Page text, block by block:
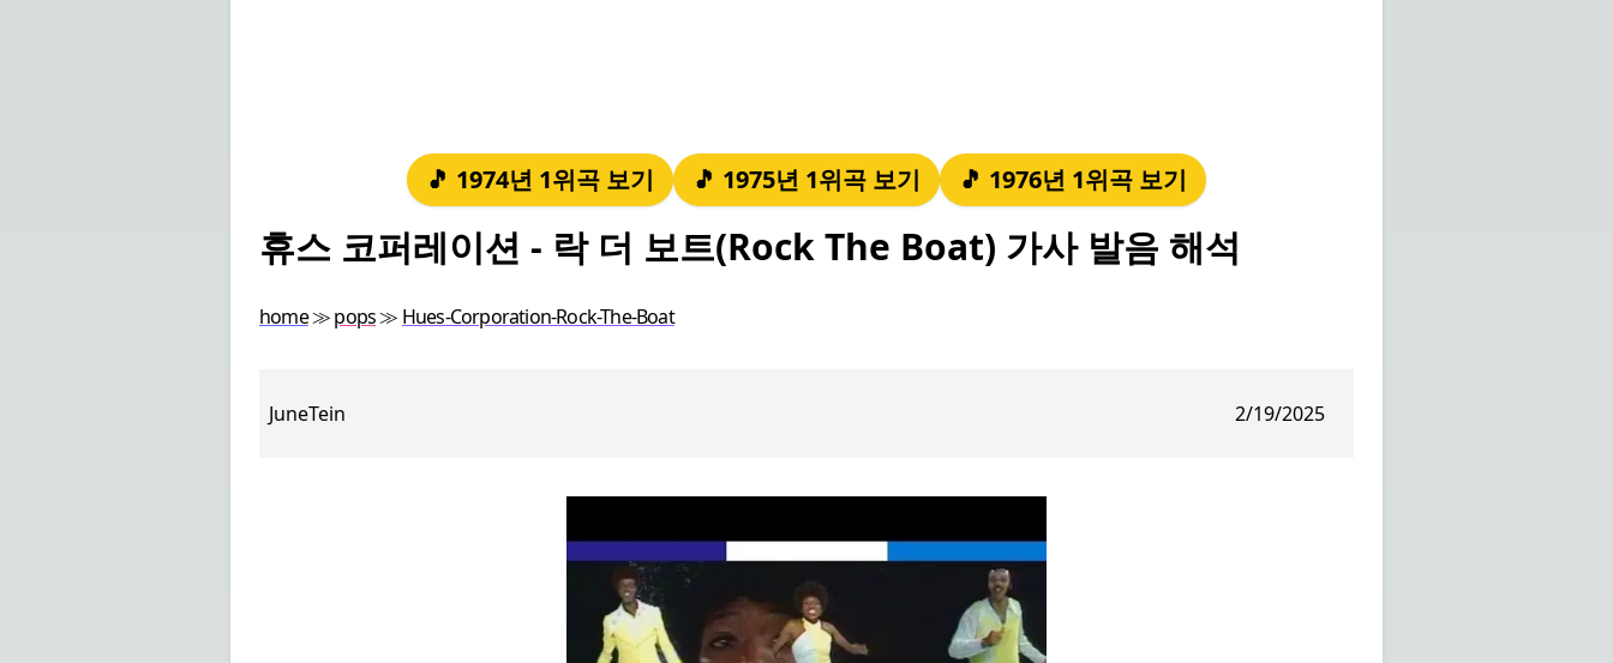
🎵 1974년 1위곡 보기 🎵 1975년 1위곡 보기 🎵 1976년 1위곡 보기
휴스 코퍼레이션 - 락 더 보트(Rock The Boat) 가사 발음 해석
home≫pops≫ Hues-Corporation-Rock-The-Boat
JuneTein 2/19/2025